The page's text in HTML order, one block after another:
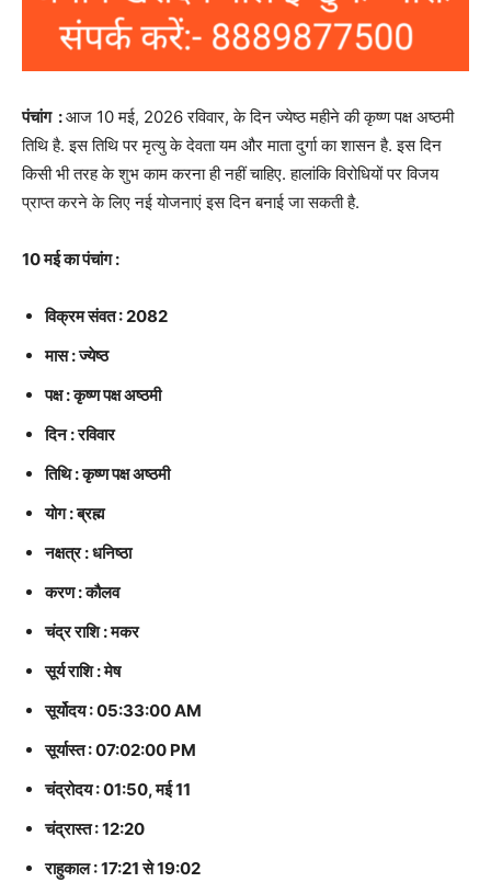
पंचांग :आज 10 मई, 2026 रविवार, के दिन ज्येष्ठ महीने की कृष्ण पक्ष अष्ठमी
तिथि है. इस तिथि पर मृत्यु के देवता यम और माता दुर्गा का शासन है. इस दिन
किसी भी तरह के शुभ काम करना ही नहीं चाहिए. हालांकि विरोधियों पर विजय
प्राप्त करने के लिए नई योजनाएं इस दिन बनाई जा सकती है.
10 मई का पंचांग :
विक्रम संवत : 2082
मास : ज्येष्ठ
पक्ष : कृष्ण पक्ष अष्ठमी
दिन : रविवार
तिथि : कृष्ण पक्ष अष्ठमी
योग : ब्रह्म
नक्षत्र : धनिष्ठा
करण : कौलव
चंद्र राशि : मकर
सूर्य राशि : मेष
सूर्योदय : 05:33:00 AM
सूर्यास्त : 07:02:00 PM
चंद्रोदय : 01:50, मई 11
चंद्रास्त : 12:20
राहुकाल : 17:21 से 19:02